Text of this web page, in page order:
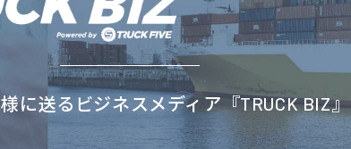
に送るビジネスメディア『TRUCK BIZ』